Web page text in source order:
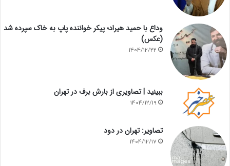
وداع با حمید هیراد؛ پیکر خواننده پاپ به خاک سپرده شد
(عکس)
1404/12/22
ببینید | تصاویری از بارش برف در تهران
1404/12/19
تصاویر: تهران در دود
1404/12/17